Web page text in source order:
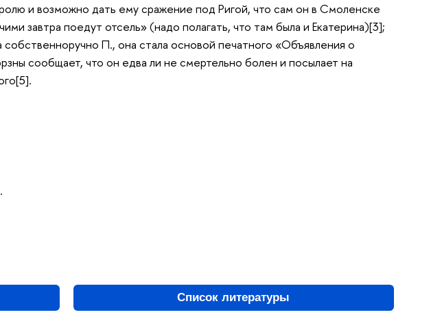
и возможно дать ему сражение под Ригой, что сам он в Смоленске
завтра поедут отсель» (надо полагать, что там была и Екатерина)[3];
П., она стала основой печатного «Объявления о
сообщает, что он едва ли не смертельно болен и посылает на
Список литературы